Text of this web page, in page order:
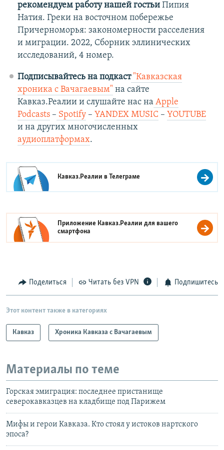
рекомендуем работу нашей гостьиПипия
Натия. Греки на восточном побережье
Причерноморья: закономерности расселения
и миграции. 2022, Сборник эллинических
исследований, 4 номер.
Подписывайтесь на подкаст"Кавказская
хроника с Вачагаевым" на сайте
Кавказ.Реалии и слушайте нас на Apple
Podcasts– Spotify– YANDEX MUSIC – YOUTUBE
и на других многочисленных
аудиоплатформах.
Кавказ.Реалии вТелеграме
Приложение Кавказ.Реалии для вашего
смартфона
Поделиться Читать без VPN Подпишитесь
Этот контент также в категориях
Кавказ Хроника Кавказа с Вачагаевым
Материалы по теме
Горская эмиграция: последнее пристанище
северокавказцев на кладбище под Парижем
Мифы и герои Кавказа. Кто стоял у истоков нартского
эпоса?